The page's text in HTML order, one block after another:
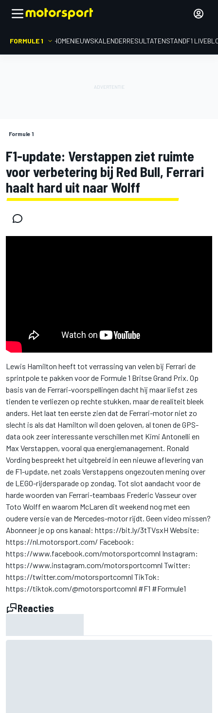
FORMULE 1 HOMENIEUWSKALENDERRESULTATENSTANDF1
Formule 1
F1-update: Verstappen ziet ruimte
voor verbetering bij Red Bull, Ferrari
haalt hard uit naar Wolff
Lewis Hamilton heeft tot verrassing van velen bij Ferrari de
sprintpole te pakken voor de Formule 1 Britse Grand Prix. Op
basis van de Ferrari-voorspellingen dacht hij maar liefst zes
tienden te verliezen op rechte stukken, maar de realiteit bleek
anders. Het laat ten eerste zien dat de Ferrari-motor niet zo
slecht is als dat Hamilton wil doen geloven, al tonen de GPS-
data ook zeer interessante verschillen met Kimi Antonelli en
Max Verstappen, vooral qua energiemanagement. Ronald
Vording bespreekt het uitgebreid in een nieuwe aflevering van
de F1-update, net zoals Verstappens ongezouten mening over
de LEGO-rijdersparade op zondag. Tot slot aandacht voor de
harde woorden van Ferrari-teambaas Frederic Vasseur over
Toto Wolff en waarom McLaren dit weekend nog met een
oudere versie van de Mercedes-motor rijdt. Geen video missen?
Abonneer je op ons kanaal: https://bit.ly/3tTVsxH Website:
https://nl.motorsport.com/ ​Facebook:
https://www.facebook.com/motorsportcomnl Instagram:
https://www.instagram.com/motorsportcomnl Twitter:
https://twitter.com/motorsportcomnl TikTok:
https://tiktok.com/@motorsportcomnl #F1 #Formule1
Reacties